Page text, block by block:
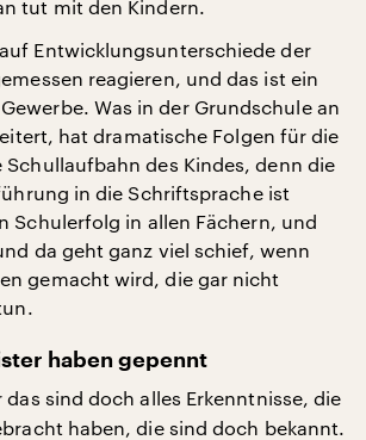
tut mit den Kindern.
Entwicklungsunterschiede der
reagieren, und das ist ein
Was in der Grundschule an
hat dramatische Folgen für die
Schullaufbahn des Kindes, denn die
in die Schriftsprache ist
Schulerfolg in allen Fächern, und
da geht ganz viel schief, wenn
gemacht wird, die gar nicht
haben gepennt
das sind doch alles Erkenntnisse, die
haben, die sind doch bekannt.